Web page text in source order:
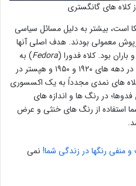
کلاه های گانگستری
است، بیشتر به دلیل مسائل سیاسی
معمولی بودند. هدف اصلی آنها
بود. کلاه فدورا (Fedora) به
عنوان یکی از منتخب های گانگسترها در دهه های ۱۹۲۰ و ۱۹۵۰ و هپستر در
این کلاه های نمدی مجدداً به یک اکسسوری
در رنگ ها و اندازه های
استفاده از رنگ های خنثی و عرض
و منفی رنگها در زندگی شما! نمی